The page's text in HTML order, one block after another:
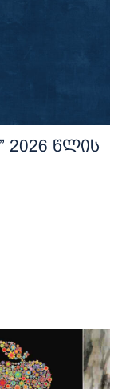
2026 წლის